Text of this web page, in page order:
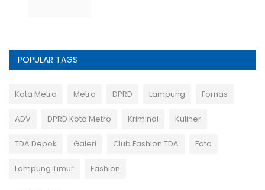
POPULAR TAGS
Kota Metro Metro DPRD Lampung Fornas
ADV DPRD Kota Metro Kriminal Kuliner
TDA Depok Galeri Club Fashion TDA Foto
Lampung Timur Fashion